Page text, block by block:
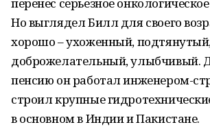
Но выглядел Билл для своего
хорошо – ухоженный,
доброжелательный, улыбчивый.
пенсию он работал инженером-
строил крупные
в основном в Индии и Пакистане.